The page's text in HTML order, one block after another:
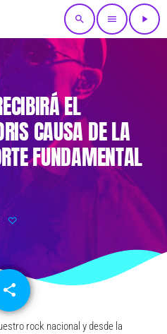
search menu play_arrow
EL
CAUSA DE LA
FUNDAMENTAL
share
email
rock nacional y desde la